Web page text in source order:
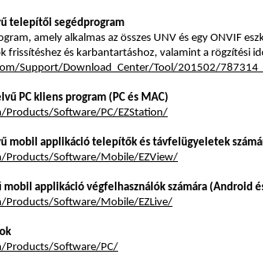
telepítői segédprogram
amely alkalmas az összes UNV és egy ONVIF
frissítéshez és karbantartáshoz, valamint a rögzítési
Support/Download_Center/Tool/201502/
PC kliens program (PC és MAC)
Software/PC/EZStation/
mobil applikáció telepítők és távfelügyeletek
Software/Mobile/EZView/
mobil applikáció végfelhasználók számára (Android
Software/Mobile/EZLive/
Software/PC/